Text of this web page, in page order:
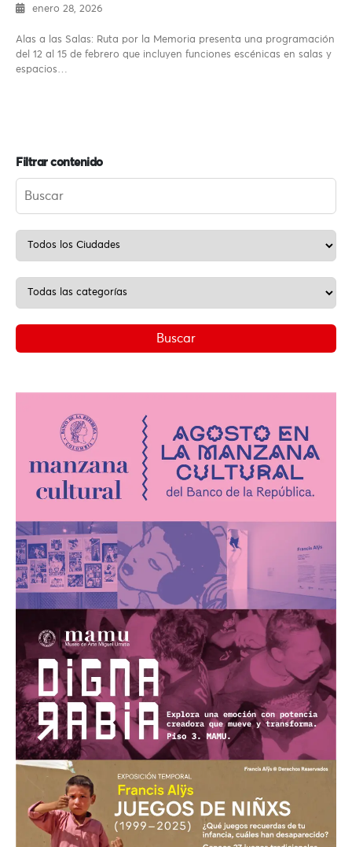
enero 28, 2026
Alas a las Salas: Ruta por la Memoria presenta una programación
del 12 al 15 de febrero que incluyen funciones escénicas en salas y
espacios…
Filtrar contenido